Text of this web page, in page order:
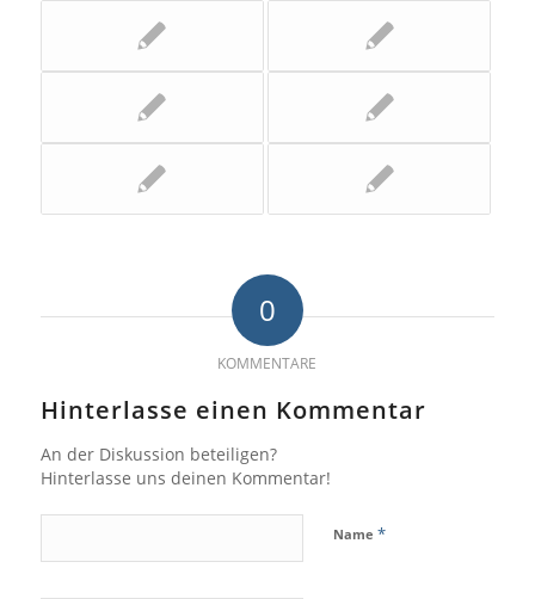
0
KOMMENTARE
Hinterlasse einen Kommentar
An der Diskussion beteiligen?
Hinterlasse uns deinen Kommentar!
Name *